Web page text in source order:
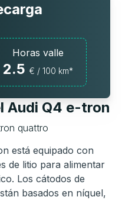
Horas valle
2.5 € / 100 km*
Audi Q4 e-tron
quattro
está equipado con
de litio para alimentar
Los cátodos de
basados en níquel,